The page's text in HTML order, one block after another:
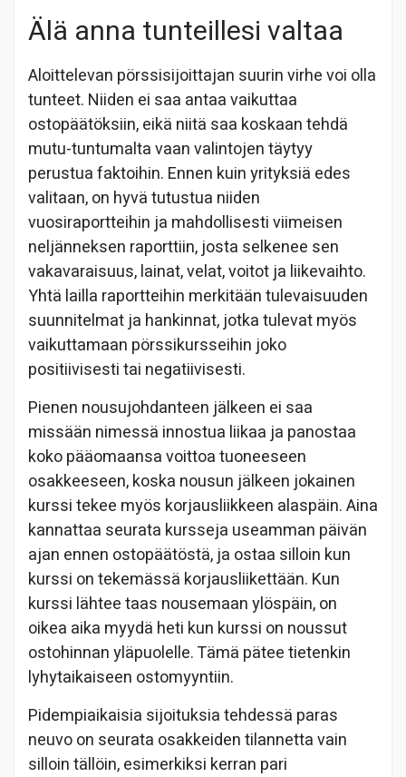
Älä anna tunteillesi valtaa
Aloittelevan pörssisijoittajan suurin virhe voi olla
tunteet. Niiden ei saa antaa vaikuttaa
ostopäätöksiin, eikä niitä saa koskaan tehdä
mutu-tuntumalta vaan valintojen täytyy
perustua faktoihin. Ennen kuin yrityksiä edes
valitaan, on hyvä tutustua niiden
vuosiraportteihin ja mahdollisesti viimeisen
neljänneksen raporttiin, josta selkenee sen
vakavaraisuus, lainat, velat, voitot ja liikevaihto.
Yhtä lailla raportteihin merkitään tulevaisuuden
suunnitelmat ja hankinnat, jotka tulevat myös
vaikuttamaan pörssikursseihin joko
positiivisesti tai negatiivisesti.
Pienen nousujohdanteen jälkeen ei saa
missään nimessä innostua liikaa ja panostaa
koko pääomaansa voittoa tuoneeseen
osakkeeseen, koska nousun jälkeen jokainen
kurssi tekee myös korjausliikkeen alaspäin. Aina
kannattaa seurata kursseja useamman päivän
ajan ennen ostopäätöstä, ja ostaa silloin kun
kurssi on tekemässä korjausliikettään. Kun
kurssi lähtee taas nousemaan ylöspäin, on
oikea aika myydä heti kun kurssi on noussut
ostohinnan yläpuolelle. Tämä pätee tietenkin
lyhytaikaiseen ostomyyntiin.
Pidempiaikaisia sijoituksia tehdessä paras
neuvo on seurata osakkeiden tilannetta vain
silloin tällöin, esimerkiksi kerran pari